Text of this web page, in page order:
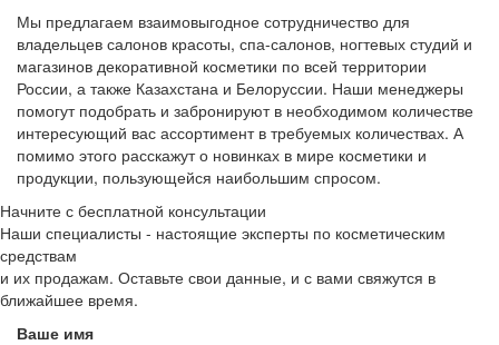
Мы предлагаем взаимовыгодное сотрудничество для
владельцев салонов красоты, спа-салонов, ногтевых студий и
магазинов декоративной косметики по всей территории
России, а также Казахстана и Белоруссии. Наши менеджеры
помогут подобрать и забронируют в необходимом количестве
интересующий вас ассортимент в требуемых количествах. А
помимо этого расскажут о новинках в мире косметики и
продукции, пользующейся наибольшим спросом.
Начните с бесплатной консультации
Наши специалисты - настоящие эксперты по косметическим
средствам
и их продажам. Оставьте свои данные, и с вами свяжутся в
ближайшее время.
Ваше имя